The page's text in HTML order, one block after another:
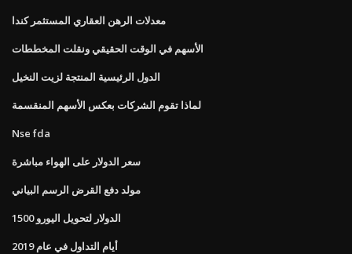
معدلات الرهن العقاري المستثمر كندا
الأسهم في الوقت الحقيقي ونقلت المخططات
الدول الرئيسية المنتجة لزيت النخيل
لماذا تقوم الشركات بعكس الأسهم المنقسمة
Nse fda
سعر الدولار على الهواء مباشرة
مولد دفع القرض الرسم البياني
الدولار لتحويل اليورو 1500
أيام التداول في عام 2019